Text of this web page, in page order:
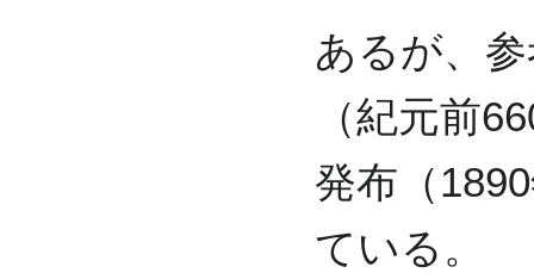
あるが、
（紀元前
発布（
ている。